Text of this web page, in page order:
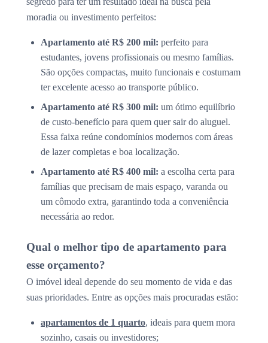
moradia ou investimento perfeitos:
Apartamento até R$ 200 mil: perfeito para
estudantes, jovens profissionais ou mesmo famílias.
São opções compactas, muito funcionais e costumam
ter excelente acesso ao transporte público.
Apartamento até R$ 300 mil: um ótimo equilíbrio
de custo-benefício para quem quer sair do aluguel.
Essa faixa reúne condomínios modernos com áreas
de lazer completas e boa localização.
Apartamento até R$ 400 mil: a escolha certa para
famílias que precisam de mais espaço, varanda ou
um cômodo extra, garantindo toda a conveniência
necessária ao redor.
Qual o melhor tipo de apartamento para
esse orçamento?
O imóvel ideal depende do seu momento de vida e das
suas prioridades. Entre as opções mais procuradas estão:
apartamentos de 1 quarto, ideais para quem mora
sozinho, casais ou investidores;